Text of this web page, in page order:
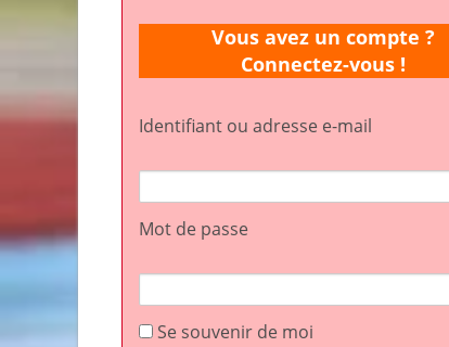
Vous avez un compte ?
Connectez-vous !
Identifiant ou adresse e-mail
Mot de passe
Se souvenir de moi